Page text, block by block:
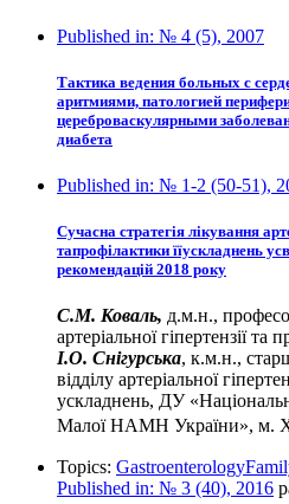
Published in: № 4 (5), 2007
Тактика ведения больных с
аритмиями, патологией
цереброваскулярными
диабета
Published in: № 1-2 (50-51),
Сучасна стратегія лікування
тапрофілактики їїускладнень
рекомендацій 2018 року
С.М. Коваль, д.м.н.,
артеріальної гіпертензії та
І.О. Снігурська, к.м.н.,
відділу артеріальної
ускладнень, ДУ
Малої НАМН України», м.
Topics: Gastroenterology
Published in: № 3 (40), 2016